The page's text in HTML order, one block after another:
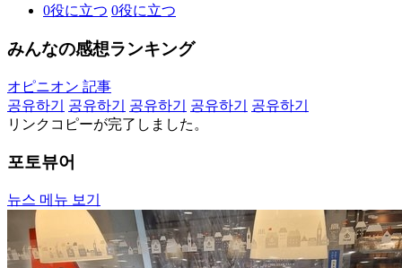
0役に立つ 0役に立つ
みんなの感想ランキング
オピニオン 記事
공유하기
공유하기 공유하기 공유하기
공유하기
リンクコピーが完了しました。
포토뷰어
뉴스 메뉴 보기